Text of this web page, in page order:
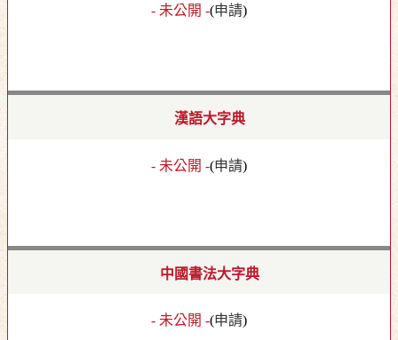
- 未公開 -(申請)
漢語大字典
- 未公開 -(申請)
中國書法大字典
- 未公開 -(申請)